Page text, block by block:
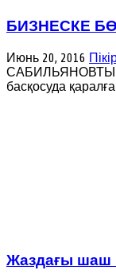
БИЗНЕСКЕ
Июнь 20, 2016
САБИЛЬЯНОВТЫҢ
басқосуда
Жаздағы шаш